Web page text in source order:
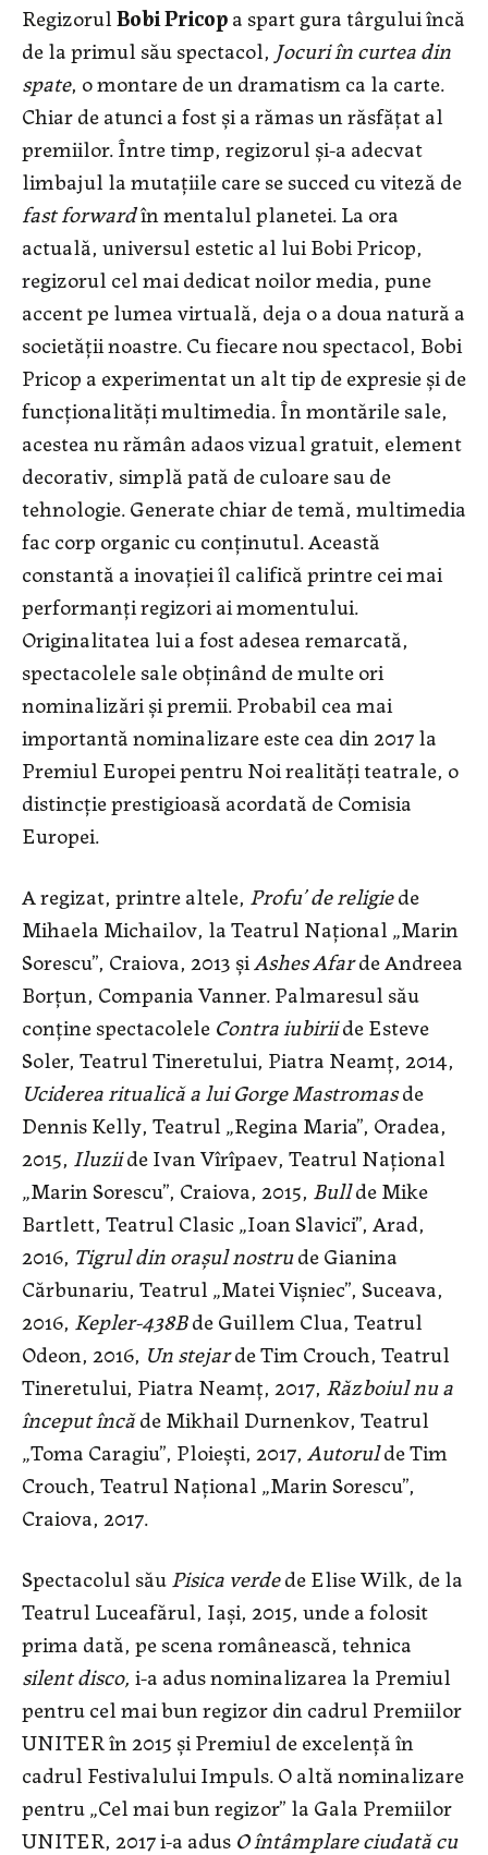
RegizorulBobi Pricopa spart gura târgului încă
de la primul său spectacol, Jocuri în curtea din
spate, o montare de un dramatism ca la carte.
Chiar de atunci a fost și a rămas un răsfățat al
premiilor. Între timp, regizorul și-a adecvat
limbajul la mutațiile care se succed cu viteză de
fast forwardîn mentalul planetei. La ora
actuală, universul estetic al lui Bobi Pricop,
regizorul cel mai dedicat noilor media, pune
accent pe lumea virtuală, deja o a doua natură a
societății noastre. Cu fiecare nou spectacol, Bobi
Pricop a experimentat un alt tip de expresie și de
funcționalități multimedia. În montările sale,
acestea nu rămân adaos vizual gratuit, element
decorativ, simplă pată de culoare sau de
tehnologie. Generate chiar de temă, multimedia
fac corp organic cu conținutul. Această
constantă a inovației îl califică printre cei mai
performanți regizori ai momentului.
Originalitatea lui a fost adesea remarcată,
spectacolele sale obținând de multe ori
nominalizări și premii. Probabil cea mai
importantă nominalizare este cea din 2017 la
Premiul Europei pentru Noi realități teatrale, o
distincție prestigioasă acordată de Comisia
Europei.
A regizat, printre altele, Profu’ de religiede
Mihaela Michailov, la Teatrul Național „Marin
Sorescu”, Craiova, 2013 șiAshes Afarde Andreea
Borţun, Compania Vanner. Palmaresul său
conține spectacolele Contra iubiriide Esteve
Soler, Teatrul Tineretului, Piatra Neamţ, 2014,
Uciderea ritualică a lui Gorge Mastromasde
Dennis Kelly, Teatrul „Regina Maria”, Oradea,
2015, Iluziide Ivan Vîrîpaev, Teatrul Național
„Marin Sorescu”, Craiova, 2015, Bullde Mike
Bartlett, Teatrul Clasic „Ioan Slavici”, Arad,
2016, Tigrul din orașul nostrude Gianina
Cărbunariu, Teatrul „Matei Vișniec”, Suceava,
2016, Kepler-438Bde Guillem Clua, Teatrul
Odeon, 2016, Un stejarde Tim Crouch, Teatrul
Tineretului, Piatra Neamț, 2017, Războiul nu a
început încăde Mikhail Durnenkov, Teatrul
„Toma Caragiu”, Ploiești, 2017, Autorulde Tim
Crouch, Teatrul Național „Marin Sorescu”,
Craiova, 2017.
Spectacolul săuPisica verdede Elise Wilk, de la
Teatrul Luceafărul, Iaşi, 2015, unde a folosit
prima dată, pe scena românească, tehnica
silent disco, i-a adus nominalizarea la Premiul
pentru cel mai bun regizor din cadrul Premiilor
UNITER în 2015 și Premiul de excelenţă în
cadrul Festivalului Impuls. O altă nominalizare
pentru „Cel mai bun regizor” la Gala Premiilor
UNITER, 2017 i-a adus O întâmplare ciudată cu